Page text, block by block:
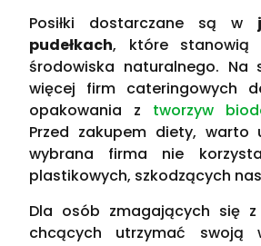
Posiłki dostarczane są w
pudełkach, które stanowią
środowiska naturalnego. Na
więcej firm cateringowych
opakowania z tworzyw
Przed zakupem diety, warto
wybrana firma nie
plastikowych, szkodzących
Dla osób zmagających się
chcących utrzymać swoją